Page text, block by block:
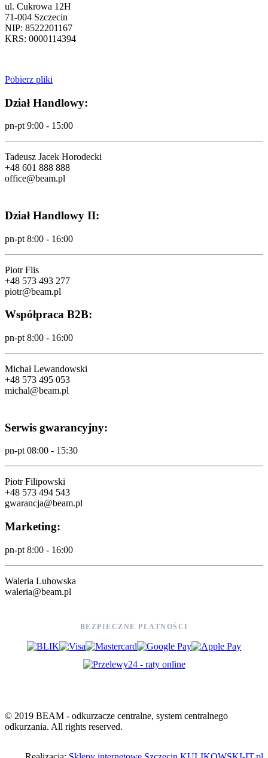
ul. Cukrowa 12H
71-004 Szczecin
NIP: 8522201167
KRS: 0000114394
Pobierz pliki
Dział Handlowy:
pn-pt 9:00 - 15:00
Tadeusz Jacek Horodecki
+48 601 888 888
office@beam.pl
Dział Handlowy II:
pn-pt 8:00 - 16:00
Piotr Flis
+48 573 493 277
piotr@beam.pl
Współpraca B2B:
pn-pt 8:00 - 16:00
Michał Lewandowski
+48 573 495 053
michal@beam.pl
Serwis gwarancyjny:
pn-pt 08:00 - 15:30
Piotr Filipowski
+48 573 494 543
gwarancja@beam.pl
Marketing:
pn-pt 8:00 - 16:00
Waleria Luhowska
waleria@beam.pl
BEZPIECZNE PŁATNOŚCI
© 2019 BEAM - odkurzacze centralne, system centralnego
odkurzania. All rights reserved.